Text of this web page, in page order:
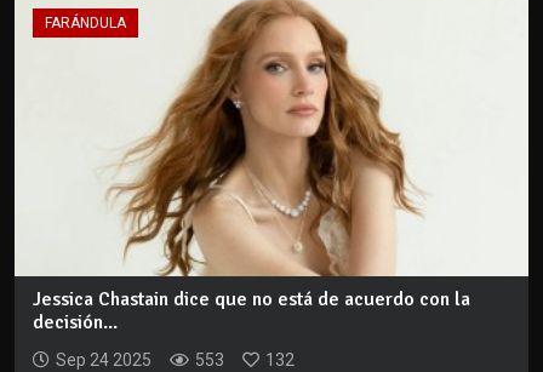
FARÁNDULA
Jessica Chastain dice que no está de acuerdo con la
decisión...
Sep 24 2025 553 132